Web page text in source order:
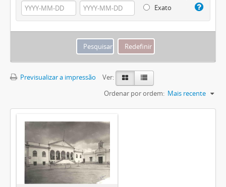
Exato
Previsualizar a impressão
Ver:
Ordenar por ordem: Mais recente